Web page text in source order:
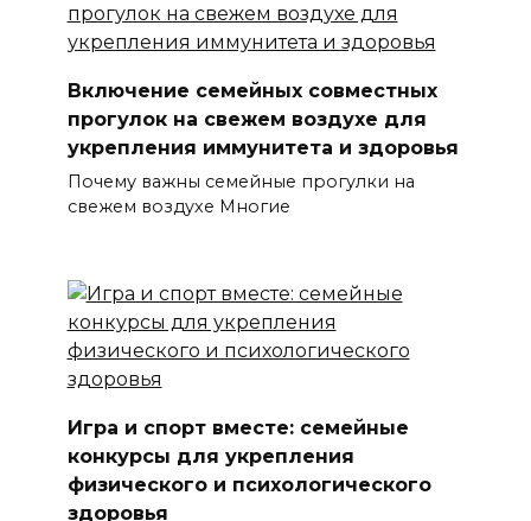
Включение семейных совместных
прогулок на свежем воздухе для
укрепления иммунитета и здоровья
Почему важны семейные прогулки на
свежем воздухе Многие
Игра и спорт вместе: семейные
конкурсы для укрепления
физического и психологического
здоровья